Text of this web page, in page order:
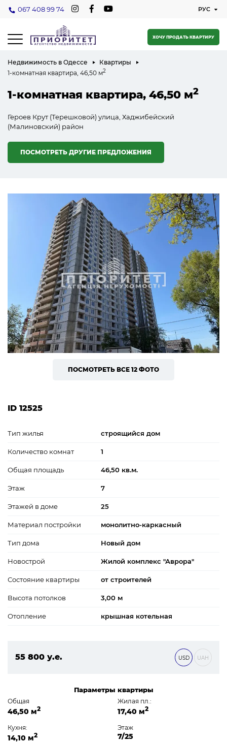
067 408 99 74
ХОЧУ ПРОДАТЬ КВАРТИРУ
Недвижимость в Одессе
Квартиры
1-комнатная квартира, 46,50 м2
1-комнатная квартира, 46,50 м2
Героев Крут (Терешковой) улица, Хаджибейский
(Малиновский) район
ПОСМОТРЕТЬ ДРУГИЕ ПРЕДЛОЖЕНИЯ
ПОСМОТРЕТЬ ВСЕ 12 ФОТО
ID 12525
Тип жилья строящийся дом
Количество комнат 1
Общая площадь 46,50 кв.м.
Этаж 7
Этажей в доме 25
Материал постройки монолитно-каркасный
Тип дома Новый дом
Новострой Жилой комплекс "Аврора"
Состояние квартиры от строителей
Высота потолков 3,00 м
Отопление крышная котельная
55 800 у.е.
USD UAH
Параметры квартиры
Общая
46,50 м2
Жилая пл.:
17,40 м2
Кухня:
14,10 м2
Этаж
7/25